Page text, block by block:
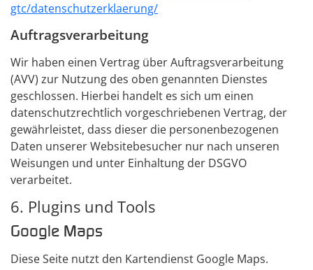
gtc/datenschutzerklaerung/
Auftragsverarbeitung
Wir haben einen Vertrag über Auftragsverarbeitung
(AVV) zur Nutzung des oben genannten Dienstes
geschlossen. Hierbei handelt es sich um einen
datenschutzrechtlich vorgeschriebenen Vertrag, der
gewährleistet, dass dieser die personenbezogenen
Daten unserer Websitebesucher nur nach unseren
Weisungen und unter Einhaltung der DSGVO
verarbeitet.
6. Plugins und Tools
Google Maps
Diese Seite nutzt den Kartendienst Google Maps.